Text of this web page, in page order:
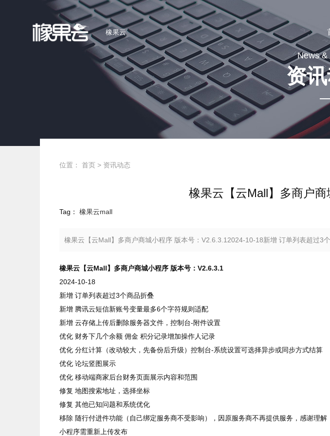
橡果云
News &
资
橡果云【云Mall】多商户商
位置： 首页 > 资讯动态
橡果云【云Mall】多商户
Tag： 橡果云mall
橡果云【云Mall】多商户商城小程序 版本号：V2.6.3.12024-10-18新增 订单列表超过3
橡果云【云Mall】多商户商城小程序 版本号：V2.6.3.1
2024-10-18
新增 订单列表超过3个商品折叠
新增 腾讯云短信新账号变量最多6个字符规则适配
新增 云存储上传后删除服务器文件，控制台-附件设置
优化 财务下几个余额 佣金 积分记录增加操作人记录
优化 分红计算（改动较大，先备份后升级）控制台-系统设置可选择异步或同步方式结算
优化 论坛竖图展示
优化 移动端商家后台财务页面展示内容和范围
修复 地图搜索地址，选择坐标
修复 其他已知问题和系统优化
移除 随行付进件功能（自己绑定服务商不受影响），因原服务商不再提供服务，感谢理解
小程序需重新上传发布